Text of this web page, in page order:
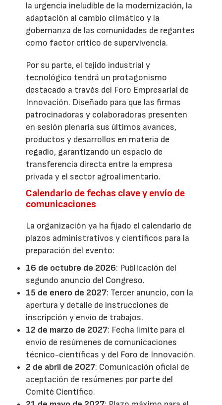
la urgencia ineludible de la modernización, la
adaptación al cambio climático y la
gobernanza de las comunidades de regantes
como factor crítico de supervivencia.
Por su parte, el tejido industrial y
tecnológico tendrá un protagonismo
destacado a través del Foro Empresarial de
Innovación. Diseñado para que las firmas
patrocinadoras y colaboradoras presenten
en sesión plenaria sus últimos avances,
productos y desarrollos en materia de
regadío, garantizando un espacio de
transferencia directa entre la empresa
privada y el sector agroalimentario.
Calendario de fechas clave y envío de
comunicaciones
La organización ya ha fijado el calendario de
plazos administrativos y científicos para la
preparación del evento:
16 de octubre de 2026: Publicación del
segundo anuncio del Congreso.
15 de enero de 2027: Tercer anuncio, con la
apertura y detalle de instrucciones de
inscripción y envío de trabajos.
12 de marzo de 2027: Fecha límite para el
envío de resúmenes de comunicaciones
técnico-científicas y del Foro de Innovación.
2 de abril de 2027: Comunicación oficial de
aceptación de resúmenes por parte del
Comité Científico.